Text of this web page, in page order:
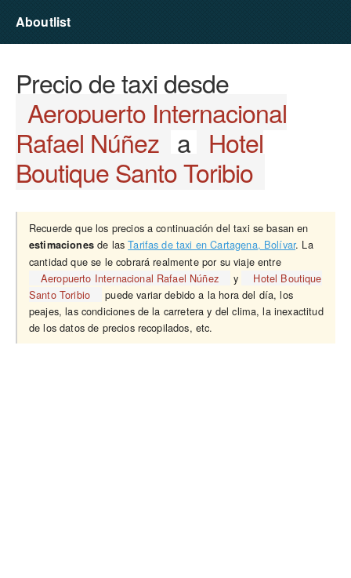
Aboutlist
Precio de taxi desde
Aeropuerto Internacional
Rafael Núñez a Hotel
Boutique Santo Toribio
Recuerde que los precios a continuación del taxi se basan en
estimacionesde lasTarifas de taxi en Cartagena, Bolívar. La
cantidad que se le cobrará realmente por su viaje entre
Aeropuerto Internacional Rafael Núñez
y
Hotel Boutique
Santo Toribio
puede variar debido a la hora del día, los
peajes, las condiciones de la carretera y del clima, la inexactitud
de los datos de precios recopilados, etc.